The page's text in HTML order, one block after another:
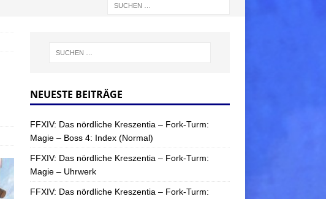
NEUESTE BEITRÄGE
FFXIV: Das nördliche Kreszentia – Fork-Turm:
Magie – Boss 4: Index (Normal)
FFXIV: Das nördliche Kreszentia – Fork-Turm:
Magie – Uhrwerk
FFXIV: Das nördliche Kreszentia – Fork-Turm: